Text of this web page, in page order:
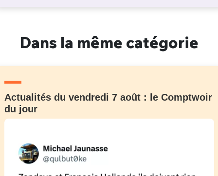
Dans la même catégorie
Actualités du vendredi 7 août : le Comptwoir
du jour